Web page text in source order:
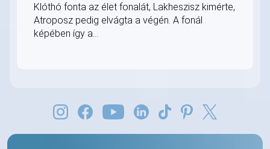
Klóthó fonta az élet fonalát, Lakheszisz kimérte,
Atroposz pedig elvágta a végén. A fonál
képében így a...